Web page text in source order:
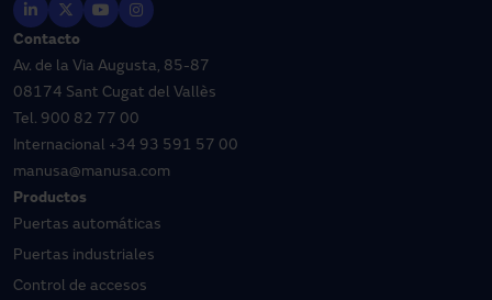
Contacto
Av. de la Via Augusta, 85-87
08174 Sant Cugat del Vallès
Tel. 900 82 77 00
Internacional +34 93 591 57 00
manusa@manusa.com
Productos
Puertas automáticas
Puertas industriales
Control de accesos